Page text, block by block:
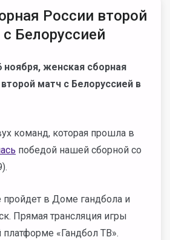
России второй
Белоруссией
ноября, женская сборная
матч с Белоруссией в
команд, которая прошла в
победой нашей сборной со
пройдет в Доме гандбола и
Прямая трансляция игры
«Гандбол ТВ».